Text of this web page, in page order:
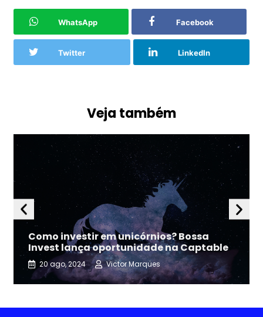
WhatsApp Facebook
Twitter LinkedIn
Veja também
Como investir em unicórnios? Bossa
Invest lança oportunidade na Captable
20 ago, 2024 Victor Marques